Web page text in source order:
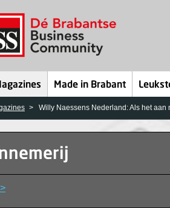
Made in Brabant
Willy Naessens Nederland: Als het